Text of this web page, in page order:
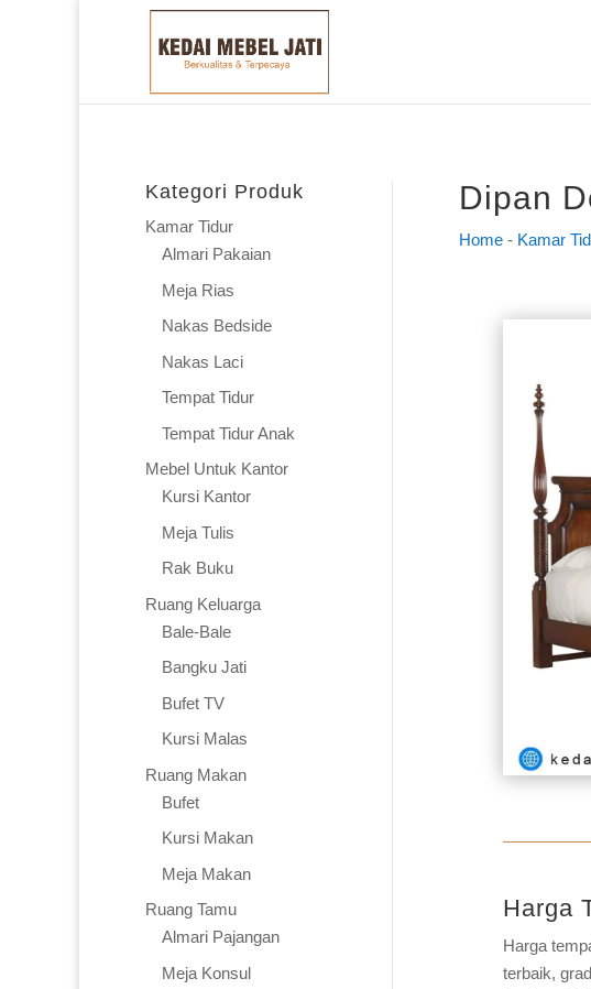
Kategori Produk
Kamar Tidur
Almari Pakaian
Meja Rias
Nakas Bedside
Nakas Laci
Tempat Tidur
Tempat Tidur Anak
Mebel Untuk Kantor
Kursi Kantor
Meja Tulis
Rak Buku
Ruang Keluarga
Bale-Bale
Bangku Jati
Bufet TV
Kursi Malas
Ruang Makan
Bufet
Kursi Makan
Meja Makan
Ruang Tamu
Almari Pajangan
Meja Konsul
Dipan
Home- Kamar
Harga
Harga
terbaik,